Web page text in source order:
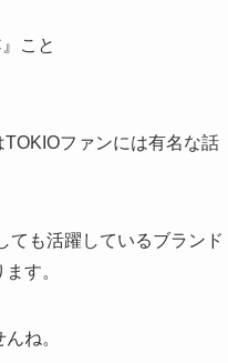
こと
ファンには有名な話
ても活躍しているブランド
す。
ね。